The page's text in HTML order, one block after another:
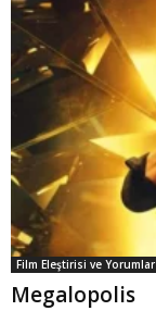
Film Eleştirisi ve Yorumlar
Megalopolis